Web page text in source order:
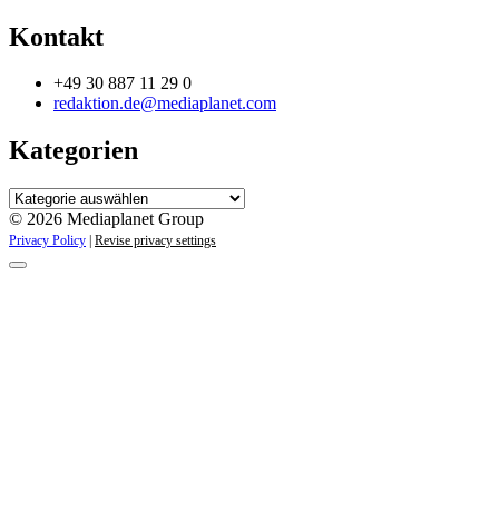
Kontakt
+49 30 887 11 29 0
redaktion.de@mediaplanet.com
Kategorien
Kategorien
© 2026 Mediaplanet Group
Privacy Policy Revise privacy settings